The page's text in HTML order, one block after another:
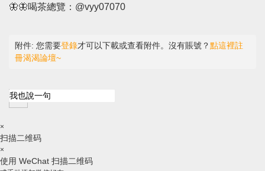
🦋🦋喝茶總覽：@vyy07070
附件: 您需要登錄才可以下載或查看附件。沒有賬號？點這裡註
冊渴渴論壇~
×
扫描二维码
×
使用 WeChat 扫描二维码